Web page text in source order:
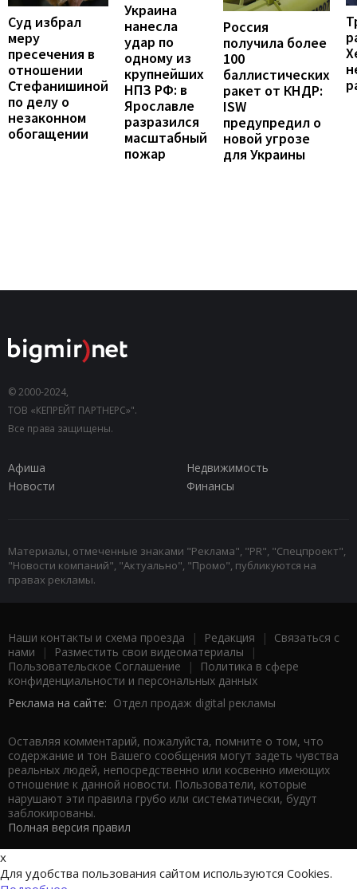
Суд избрал
меру
пресечения в
отношении
Стефанишиной
по делу о
незаконном
обогащении
Украина
нанесла
удар по
одному из
крупнейших
НПЗ РФ: в
Ярославле
разразился
масштабный
пожар
Россия
получила более
100
баллистических
ракет от КНДР:
ISW
предупредил о
новой угрозе
для Украины
© 2000-2024,
ТОВ «КЕПРЕЙТ ПАРТНЕРС»".
Все права защищены.
Афиша
Недвижимость
Новости
Финансы
Материалы, отмеченные знаками "Реклама", "PR", "Спецпроект",
"Новости компаний", "Актуально", "Промо", публикуются на
правах рекламы.
Наши контакты и схема проезда | Редакция | Связаться с
нами | Разместить свои видеоматериалы |
Пользовательское Соглашение |
Политика в сфере
конфиденциальности и персональных данных
Реклама на сайте: Отдел продаж digital рекламы
Оставляя комментарий, пожалуйста, помните о том, что
содержание и тон Вашего сообщения могут задеть чувства
реальных людей, непосредственно или косвенно имеющих
отношение к данной новости. Пользователи, которые
нарушают эти правила грубо или систематически, будут
заблокированы.
Полная версия правил
x
Для удобства пользования сайтом используются Cookies.